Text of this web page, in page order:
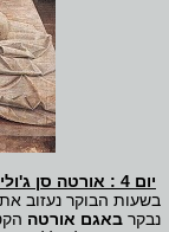
יום 4 : אורטה סן ג'וליו – טורינו
בשעות הבוקר נעזוב את
נבקר באגם אורטה